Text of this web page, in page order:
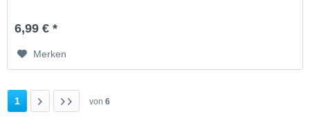
6,99 € *
Merken
1 von 6